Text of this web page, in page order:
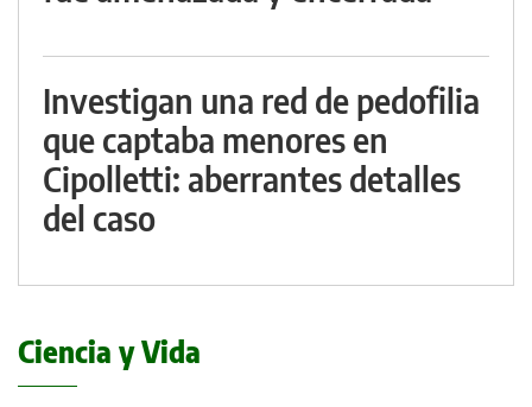
Investigan una red de pedofilia
que captaba menores en
Cipolletti: aberrantes detalles
del caso
Ciencia y Vida